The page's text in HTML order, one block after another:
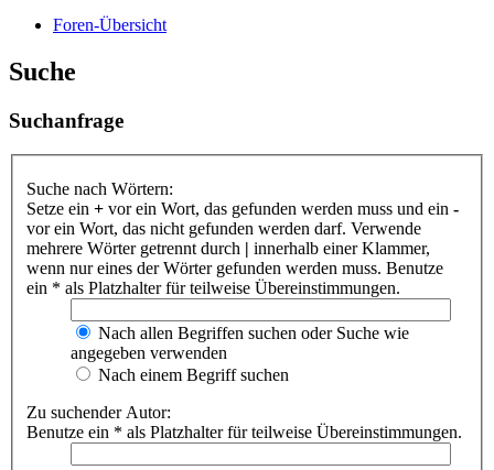
Foren-Übersicht
Suche
Suchanfrage
Suche nach Wörtern:
Setze ein + vor ein Wort, das gefunden werden muss und ein -
vor ein Wort, das nicht gefunden werden darf. Verwende
mehrere Wörter getrennt durch | innerhalb einer Klammer,
wenn nur eines der Wörter gefunden werden muss. Benutze
ein * als Platzhalter für teilweise Übereinstimmungen.
Nach allen Begriffen suchen oder Suche wie
angegeben verwenden
Nach einem Begriff suchen
Zu suchender Autor:
Benutze ein * als Platzhalter für teilweise Übereinstimmungen.